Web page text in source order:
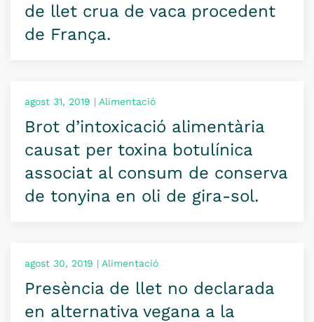
de llet crua de vaca procedent
de França.
agost 31, 2019 | Alimentació
Brot d’intoxicació alimentària
causat per toxina botulínica
associat al consum de conserva
de tonyina en oli de gira-sol.
agost 30, 2019 | Alimentació
Presència de llet no declarada
en alternativa vegana a la